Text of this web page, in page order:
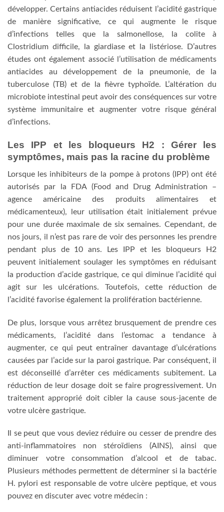
développer. Certains antiacides réduisent l’acidité gastrique
de manière significative, ce qui augmente le risque
d’infections telles que la salmonellose, la colite à
Clostridium difficile, la giardiase et la listériose. D’autres
études ont également associé l’utilisation de médicaments
antiacides au développement de la pneumonie, de la
tuberculose (TB) et de la fièvre typhoïde. L’altération du
microbiote intestinal peut avoir des conséquences sur votre
système immunitaire et augmenter votre risque général
d’infections.
Les IPP et les bloqueurs H2 : Gérer les
symptômes, mais pas la racine du problème
Lorsque les inhibiteurs de la pompe à protons (IPP) ont été
autorisés par la FDA (Food and Drug Administration –
agence américaine des produits alimentaires et
médicamenteux), leur utilisation était initialement prévue
pour une durée maximale de six semaines. Cependant, de
nos jours, il n’est pas rare de voir des personnes les prendre
pendant plus de 10 ans. Les IPP et les bloqueurs H2
peuvent initialement soulager les symptômes en réduisant
la production d’acide gastrique, ce qui diminue l’acidité qui
agit sur les ulcérations. Toutefois, cette réduction de
l’acidité favorise également la prolifération bactérienne.
De plus, lorsque vous arrêtez brusquement de prendre ces
médicaments, l’acidité dans l’estomac a tendance à
augmenter, ce qui peut entraîner davantage d’ulcérations
causées par l’acide sur la paroi gastrique. Par conséquent, il
est déconseillé d’arrêter ces médicaments subitement. La
réduction de leur dosage doit se faire progressivement. Un
traitement approprié doit cibler la cause sous-jacente de
votre ulcère gastrique.
Il se peut que vous deviez réduire ou cesser de prendre des
anti-inflammatoires non stéroïdiens (AINS), ainsi que
diminuer votre consommation d’alcool et de tabac.
Plusieurs méthodes permettent de déterminer si la bactérie
H. pylori est responsable de votre ulcère peptique, et vous
pouvez en discuter avec votre médecin :